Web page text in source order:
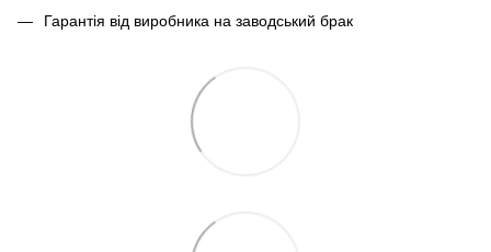
Гарантія від виробника на заводський брак